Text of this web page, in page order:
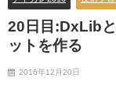
20日目:DxLib
ットを作る
2016年12月20日